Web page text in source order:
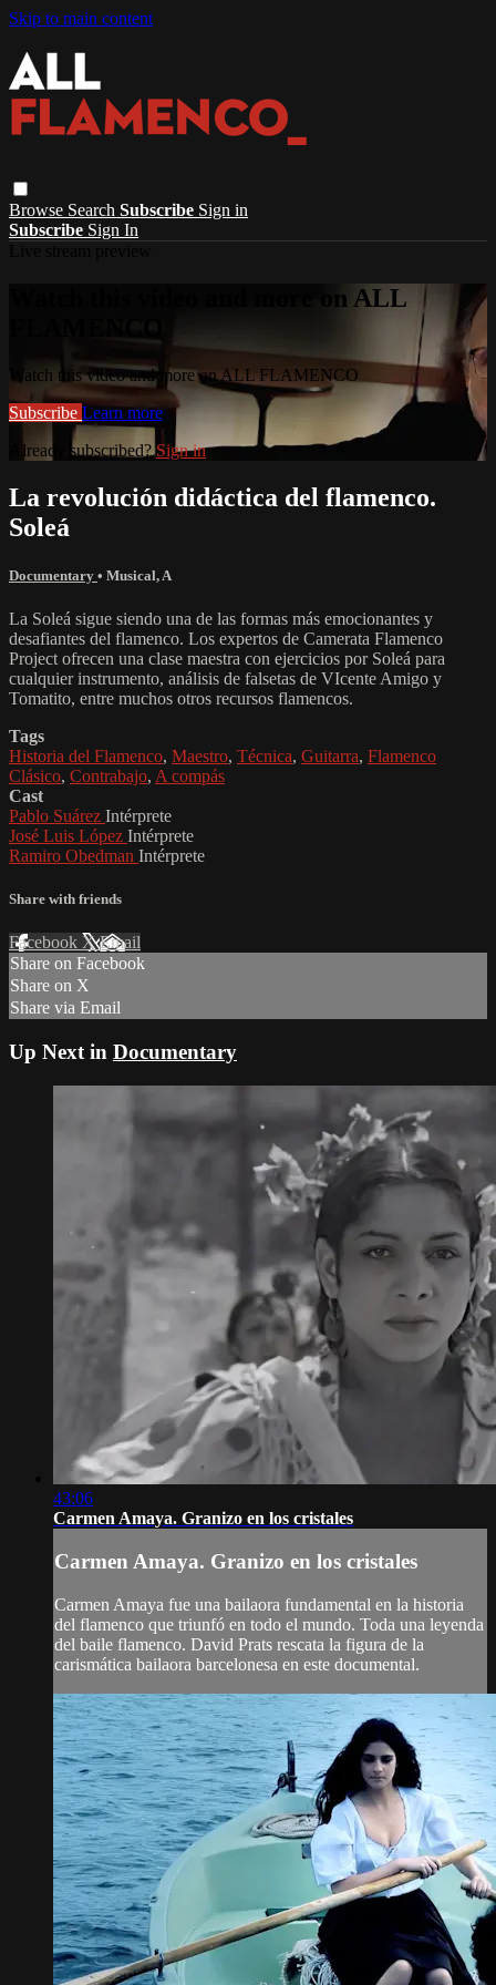
Skip to main content
Browse Search Subscribe Sign in
Subscribe Sign In
Watch this video and more on ALL
Watch this video and more on ALL FLAMENCO
Subscribe Learn more
Already subscribed?Sign in
La revolución didáctica del flamenco.
Soleá
Documentary • Musical, A
La Soleá sigue siendo una de las formas más emocionantes y
desafiantes del flamenco. Los expertos de Camerata Flamenco
Project ofrecen una clase maestra con ejercicios por Soleá para
cualquier instrumento, análisis de falsetas de VIcente Amigo y
Tomatito, entre muchos otros recursos flamencos.
Tags
Historia del Flamenco, Maestro, Técnica, Guitarra, Flamenco
Clásico, Contrabajo, A compás
Cast
Pablo Suárez Intérprete
José Luis López Intérprete
Ramiro Obedman Intérprete
Share with friends
Facebook XEmail
Share on Facebook
Share on X
Share via Email
Up Next in Documentary
43:06
Carmen Amaya. Granizo en los cristales
Carmen Amaya. Granizo en los cristales
Carmen Amaya fue una bailaora fundamental en la historia
del flamenco que triunfó en todo el mundo. Toda una leyenda
del baile flamenco. David Prats rescata la figura de la
carismática bailaora barcelonesa en este documental.